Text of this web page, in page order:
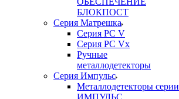
БЛОКПОСТ
Серия Матрешка
Серия PC V
Серия PC Vx
Ручные
металлодетекторы
Серия Импульс
Металлодетекторы серии
ИМПУЛЬС